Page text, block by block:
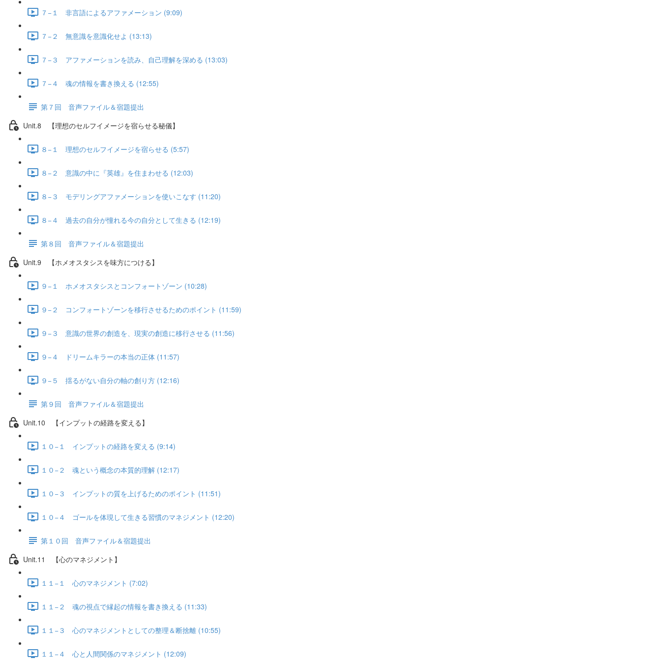
７−１ 非言語によるアファメーション (9:09)
７−２ 無意識を意識化せよ (13:13)
７−３ アファメーションを読み、自己理解を深める (13:03)
７−４ 魂の情報を書き換える (12:55)
第７回 音声ファイル＆宿題提出
Unit.8 【理想のセルフイメージを宿らせる秘儀】
８−１ 理想のセルフイメージを宿らせる (5:57)
８−２ 意識の中に『英雄』を住まわせる (12:03)
８−３ モデリングアファメーションを使いこなす (11:20)
８−４ 過去の自分が憧れる今の自分として生きる (12:19)
第８回 音声ファイル＆宿題提出
Unit.9 【ホメオスタシスを味方につける】
９−１ ホメオスタシスとコンフォートゾーン (10:28)
９−２ コンフォートゾーンを移行させるためのポイント (11:59)
９−３ 意識の世界の創造を、現実の創造に移行させる (11:56)
９−４ ドリームキラーの本当の正体 (11:57)
９−５ 揺るがない自分の軸の創り方 (12:16)
第９回 音声ファイル＆宿題提出
Unit.10 【インプットの経路を変える】
１０−１ インプットの経路を変える (9:14)
１０−２ 魂という概念の本質的理解 (12:17)
１０−３ インプットの質を上げるためのポイント (11:51)
１０−４ ゴールを体現して生きる習慣のマネジメント (12:20)
第１０回 音声ファイル＆宿題提出
Unit.11 【心のマネジメント】
１１−１ 心のマネジメント (7:02)
１１−２ 魂の視点で縁起の情報を書き換える (11:33)
１１−３ 心のマネジメントとしての整理＆断捨離 (10:55)
１１−４ 心と人間関係のマネジメント (12:09)